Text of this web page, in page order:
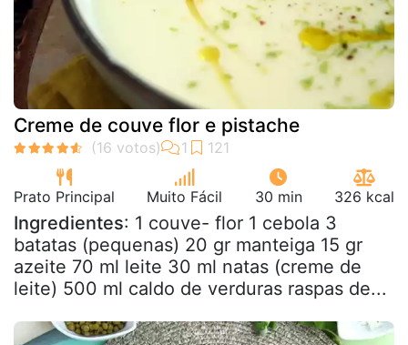
Creme de couve flor e pistache
Prato Principal Muito Fácil 30 min 326 kcal
Ingredientes: 1 couve- flor 1 cebola 3
batatas (pequenas) 20 gr manteiga 15 gr
azeite 70 ml leite 30 ml natas (creme de
leite) 500 ml caldo de verduras raspas de...